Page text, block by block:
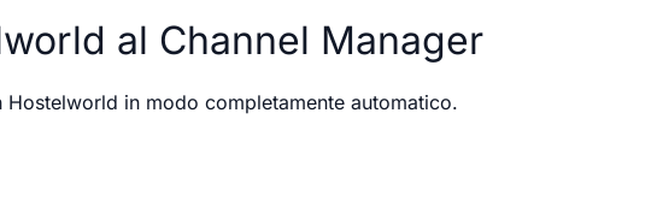
al Channel Manager
in modo completamente automatico.